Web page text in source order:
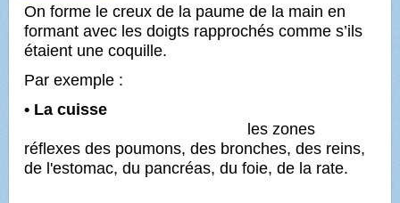
On forme le creux de la paume de la main en
formant avec les doigts rapprochés comme s’ils
étaient une coquille.
Par exemple :
• La cuisse
leszones
réflexes des poumons, des bronches, des reins,
de l'estomac, du pancréas, du foie, de la rate.